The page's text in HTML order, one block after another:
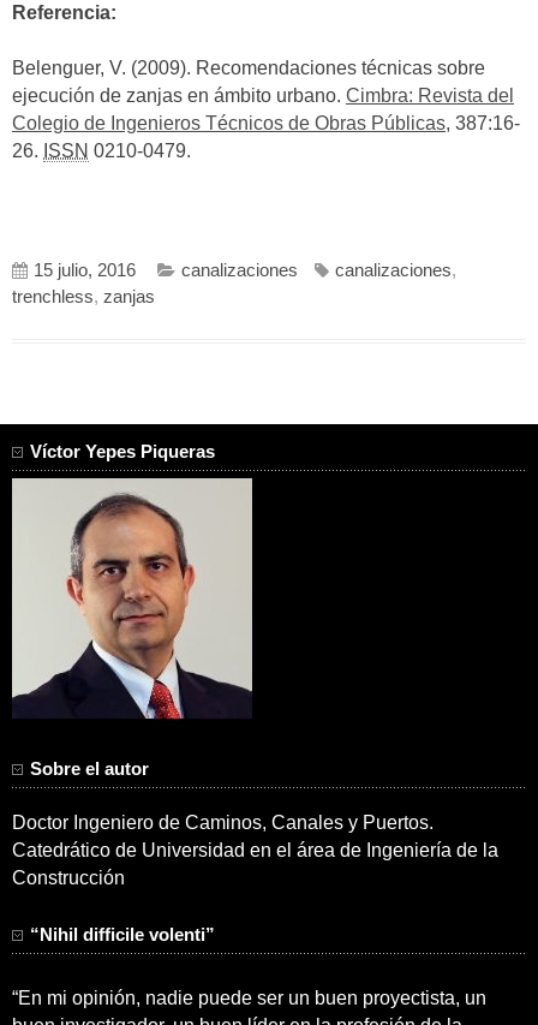
Referencia:
Belenguer, V. (2009). Recomendaciones técnicas sobre
ejecución de zanjas en ámbito urbano. Cimbra: Revista del
Colegio de Ingenieros Técnicos de Obras Públicas, 387:16-
26. ISSN 0210-0479.
15 julio, 2016 canalizaciones canalizaciones,
trenchless, zanjas
Víctor Yepes Piqueras
Sobre el autor
Doctor Ingeniero de Caminos, Canales y Puertos.
Catedrático de Universidad en el área de Ingeniería de la
Construcción
“Nihil difficile volenti”
“En mi opinión, nadie puede ser un buen proyectista, un